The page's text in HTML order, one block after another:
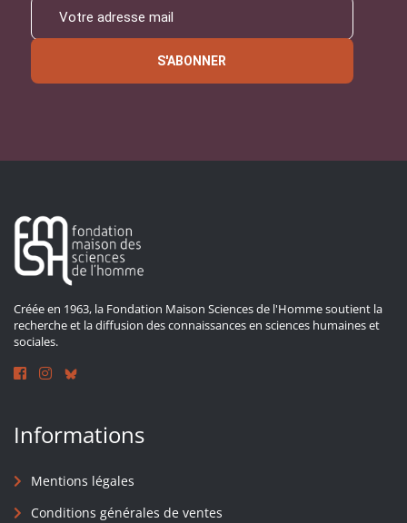
S'ABONNER
Créée en 1963, la Fondation Maison Sciences de l'Homme soutient la
recherche et la diffusion des connaissances en sciences humaines et
sociales.
Informations
Mentions légales
Conditions générales de ventes